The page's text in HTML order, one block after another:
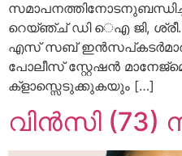
റെയ്ഞ്ച് ഡി െഎ ജി,
എസ് സബ്
പോലീസ് സ്റ്റേഷൻ
ക്ളാസ്സെടുക്കുകയും […]
വിൻസി (73)